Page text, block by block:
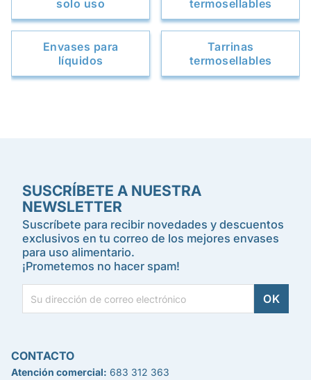
solo uso
termosellables
Envases para
líquidos
Tarrinas
termosellables
SUSCRÍBETE A NUESTRA
NEWSLETTER
Suscríbete para recibir novedades y descuentos
exclusivos en tu correo de los mejores envases
para uso alimentario.
¡Prometemos no hacer spam!
CONTACTO
Atención comercial: 683 312 363